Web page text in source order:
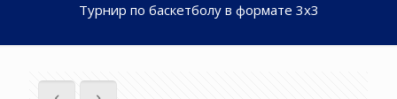
Турнир по баскетболу в формате 3х3